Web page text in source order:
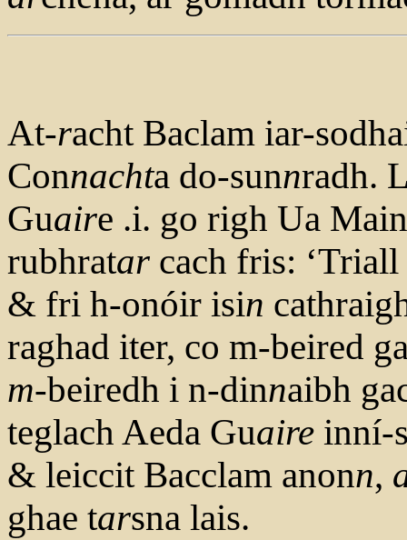
At-racht Baclam iar-
Connachta do-sunnradh.
Guaire .i. go righ Ua
rubhratar cach fris:
& fri h-onóir isin
raghad iter, co m-beired
m-beiredh i n-dinnaibh
teglach Aeda Guaire inní-
& leiccit Bacclam anonn,
ghae tarsna lais.